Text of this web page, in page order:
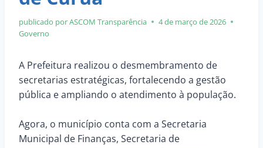
publicado por ASCOM Transparência
4 de março de 2026
Governo
A Prefeitura realizou o desmembramento de
secretarias estratégicas, fortalecendo a gestão
pública e ampliando o atendimento à população.
Agora, o município conta com a Secretaria
Municipal de Finanças, Secretaria de